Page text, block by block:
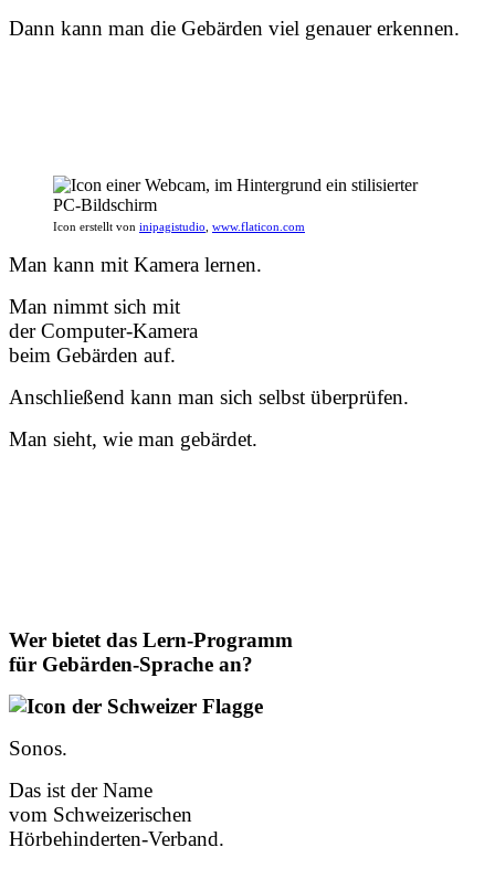
Dann kann man die Gebärden viel genauer erkennen.
Icon erstellt von inipagistudio, www.flaticon.com
Man kann mit Kamera lernen.
Man nimmt sich mit
der Computer-Kamera
beim Gebärden auf.
Anschließend kann man sich selbst überprüfen.
Man sieht, wie man gebärdet.
Wer bietet das Lern-Programm
für Gebärden-Sprache an?
Sonos.
Das ist der Name
vom Schweizerischen
Hörbehinderten-Verband.